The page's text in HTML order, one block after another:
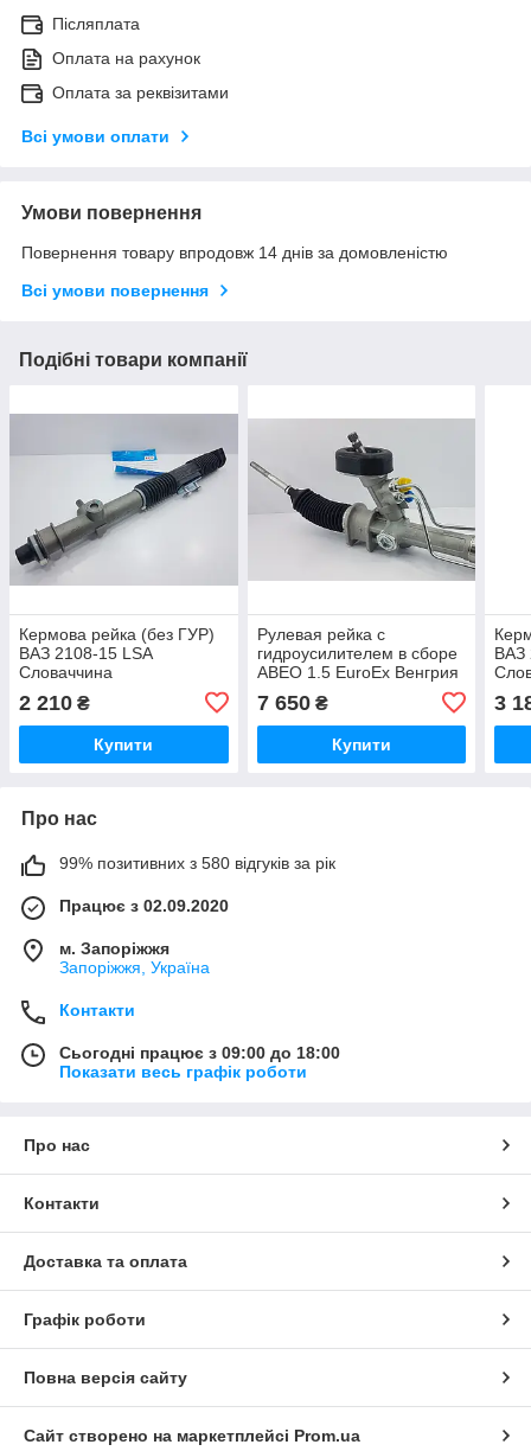
Післяплата
Оплата на рахунок
Оплата за реквізитами
Всі умови оплати
Умови повернення
Повернення товару впродовж 14 днів за домовленістю
Всі умови повернення
Подібні товари компанії
Кермова рейка (без ГУР)
ВАЗ 2108-15 LSA
Словаччина
2 210 ₴
Купити
Рулевая рейка с
гидроусилителем в сборе
АВЕО 1.5 EuroEx Венгрия
7 650₴
Купити
ВАЗ
3
Про нас
99% позитивних з 580 відгуків за рік
Працює з 02.09.2020
м. Запоріжжя
Запоріжжя, Україна
Контакти
Сьогодні працює з 09:00 до 18:00
Показати весь графік роботи
Про нас
Контакти
Доставка та оплата
Графік роботи
Повна версія сайту
Сайт створено на маркетплейсі Prom.ua